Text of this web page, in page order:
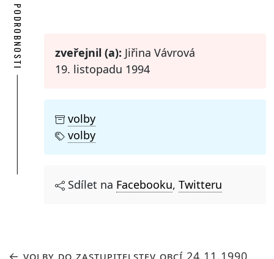
PODROBNOSTI zveřejnil (a): Jiřina Vávrová
19. listopadu 1994
volby
volby
Sdílet na Facebooku, Twitteru
VOLBY DO ZASTUPITELSTEV OBCÍ 24.11.1990